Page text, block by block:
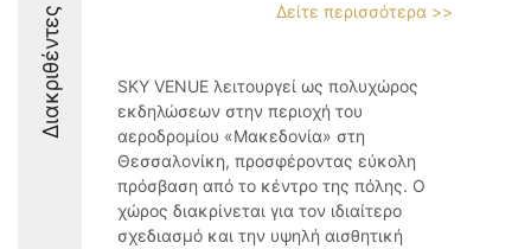
Διακριθέντες Δείτε περισσότερα >>
SKY VENUE λειτουργεί ως πολυχώρος
εκδηλώσεων στην περιοχή του
αεροδρομίου «Μακεδονία» στη
Θεσσαλονίκη, προσφέροντας εύκολη
πρόσβαση από το κέντρο της πόλης. Ο
χώρος διακρίνεται για τον ιδιαίτερο
σχεδιασμό και την υψηλή αισθητική